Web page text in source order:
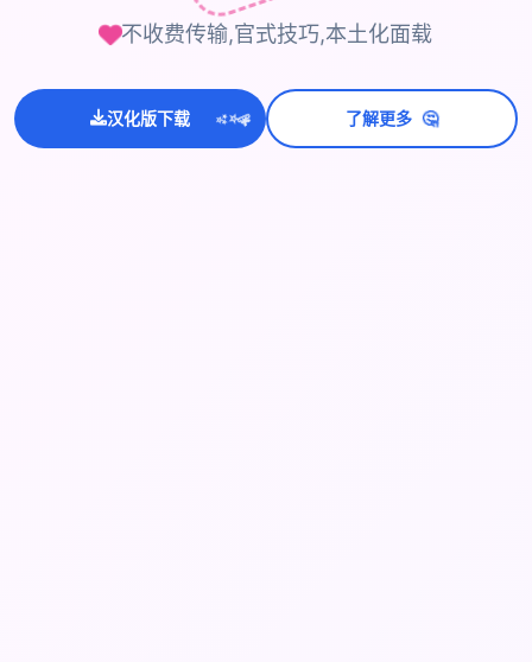
不收费传输,官式技巧,本土化面载
汉化版下载 ✨
⭐💫 了解更多 🤔